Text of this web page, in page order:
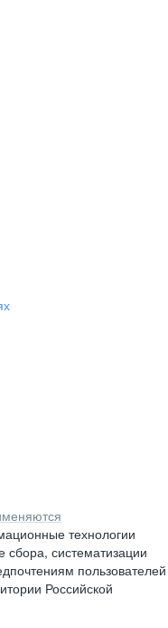
технологии
систематизации
пользователей
Российской